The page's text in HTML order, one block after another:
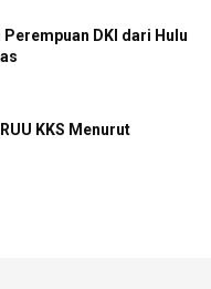
DKI dari Hulu
KKS Menurut